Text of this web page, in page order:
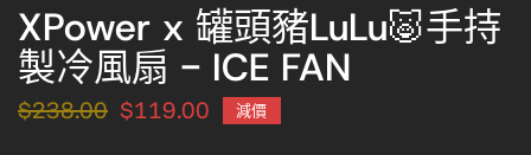
XPower x 罐頭豬LuLu🐷手持
製冷風扇 - ICE FAN
$238.00 $119.00 減價